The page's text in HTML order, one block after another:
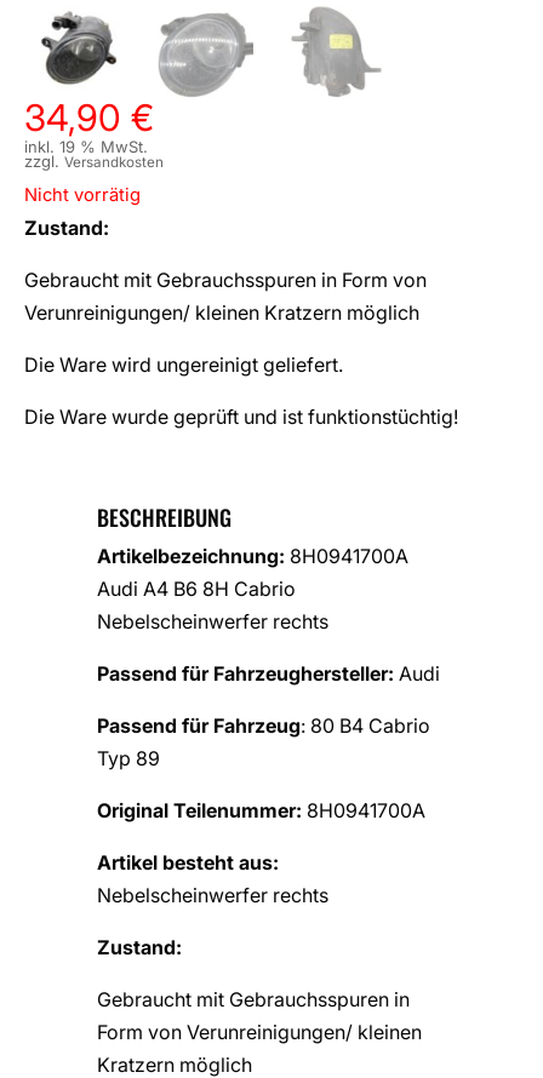
34,90 €
inkl. 19 % MwSt.
zzgl. Versandkosten
Nicht vorrätig
Zustand:
Gebraucht mit Gebrauchsspuren in Form von
Verunreinigungen/ kleinen Kratzern möglich
Die Ware wird ungereinigt geliefert.
Die Ware wurde geprüft und ist funktionstüchtig!
BESCHREIBUNG
Artikelbezeichnung: 8H0941700A
Audi A4 B6 8H Cabrio
Nebelscheinwerfer rechts
Passend für Fahrzeughersteller: Audi
Passend für Fahrzeug: 80 B4 Cabrio
Typ 89
Original Teilenummer: 8H0941700A
Artikel besteht aus:
Nebelscheinwerfer rechts
Zustand:
Gebraucht mit Gebrauchsspuren in
Form von Verunreinigungen/ kleinen
Kratzern möglich